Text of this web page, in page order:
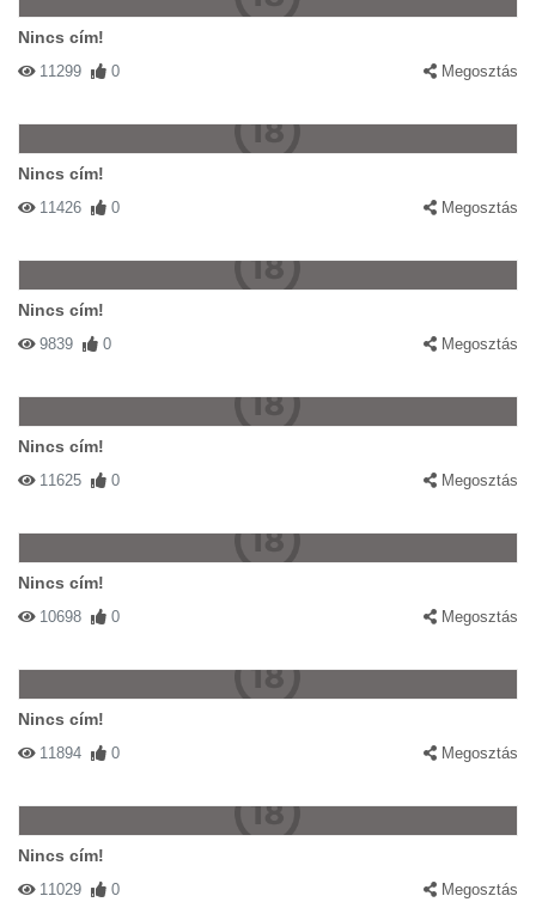
Nincs cím!
11299 0 Megosztás
Nincs cím!
11426 0 Megosztás
Nincs cím!
9839 0 Megosztás
Nincs cím!
11625 0 Megosztás
Nincs cím!
10698 0 Megosztás
Nincs cím!
11894 0 Megosztás
Nincs cím!
11029 0 Megosztás